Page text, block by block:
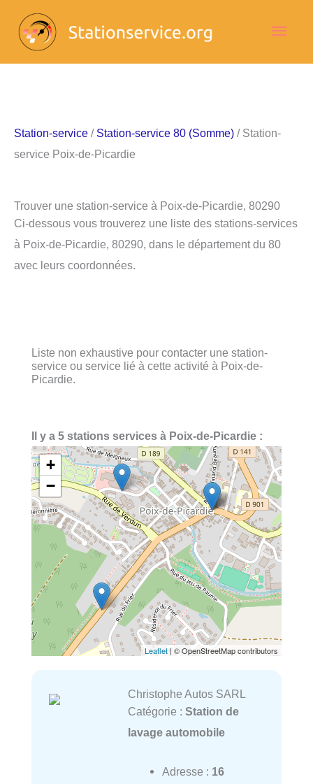
contenu
Station-service / Station-service 80 (Somme) / Station-
service Poix-de-Picardie
Trouver une station-service à Poix-de-Picardie, 80290
Ci-dessous vous trouverez une liste des stations-services
à Poix-de-Picardie, 80290, dans le département du 80
avec leurs coordonnées.
Liste non exhaustive pour contacter une station-
service ou service lié à cette activité à Poix-de-
Picardie.
Il y a 5 stations services à Poix-de-Picardie :
+
−
Leaflet| © OpenStreetMap contributors
Christophe Autos SARL
Catégorie : Station de
lavage automobile
Adresse : 16